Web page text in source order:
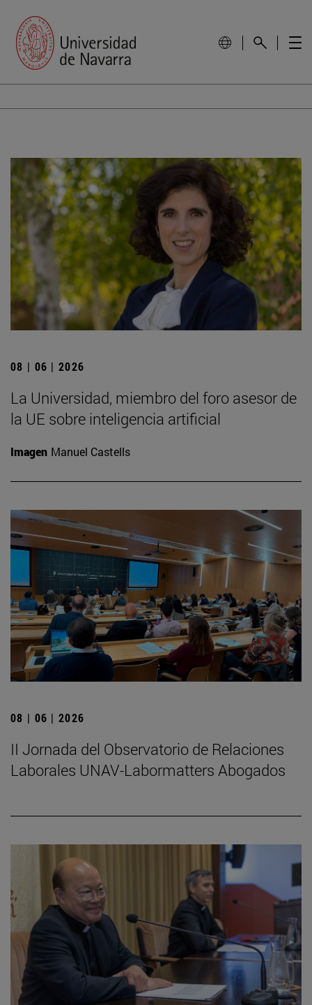
08 | 06 | 2026
La Universidad, miembro del foro asesor de
la UE sobre inteligencia artificial
Imagen Manuel Castells
08 | 06 | 2026
II Jornada del Observatorio de Relaciones
Laborales UNAV-Labormatters Abogados